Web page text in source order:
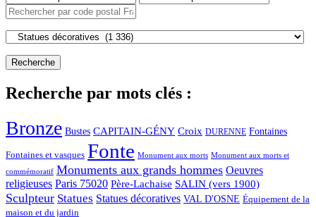
Recherche par mots clés :
Bronze Bustes CAPITAIN-GÉNY Croix DURENNE Fontaines
Fontaines et vasques Fonte Monument aux morts Monument aux morts et
commémoratif Monuments aux grands hommes Oeuvres
religieuses Paris 75020 Père-Lachaise SALIN (vers 1900)
Sculpteur Statues Statues décoratives VAL D'OSNE Équipement de la
maison et du jardin